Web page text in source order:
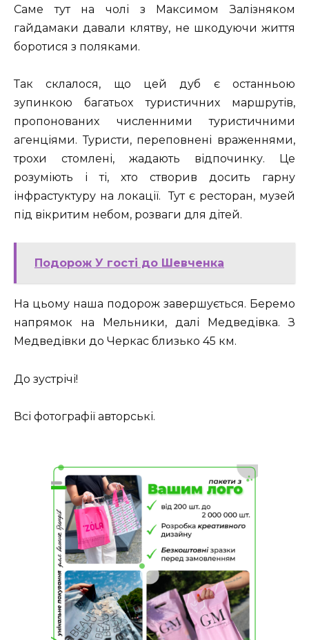
Саме тут на чолі з Максимом Залізняком
гайдамаки давали клятву, не шкодуючи життя
боротися з поляками.
Так склалося, що цей дуб є останньою
зупинкою багатьох туристичних маршрутів,
пропонованих численними туристичними
агенціями. Туристи, переповнені враженнями,
трохи стомлені, жадають відпочинку. Це
розуміють і ті, хто створив досить гарну
інфрастуктуру на локації. Тут є ресторан, музей
під вікритим небом, розваги для дітей.
Подорож У гості до Шевченка
На цьому наша подорож завершується. Беремо
напрямок на Мельники, далі Медведівка. З
Медведівки до Черкас близько 45 км.
До зустрічі!
Всі фотографії авторські.